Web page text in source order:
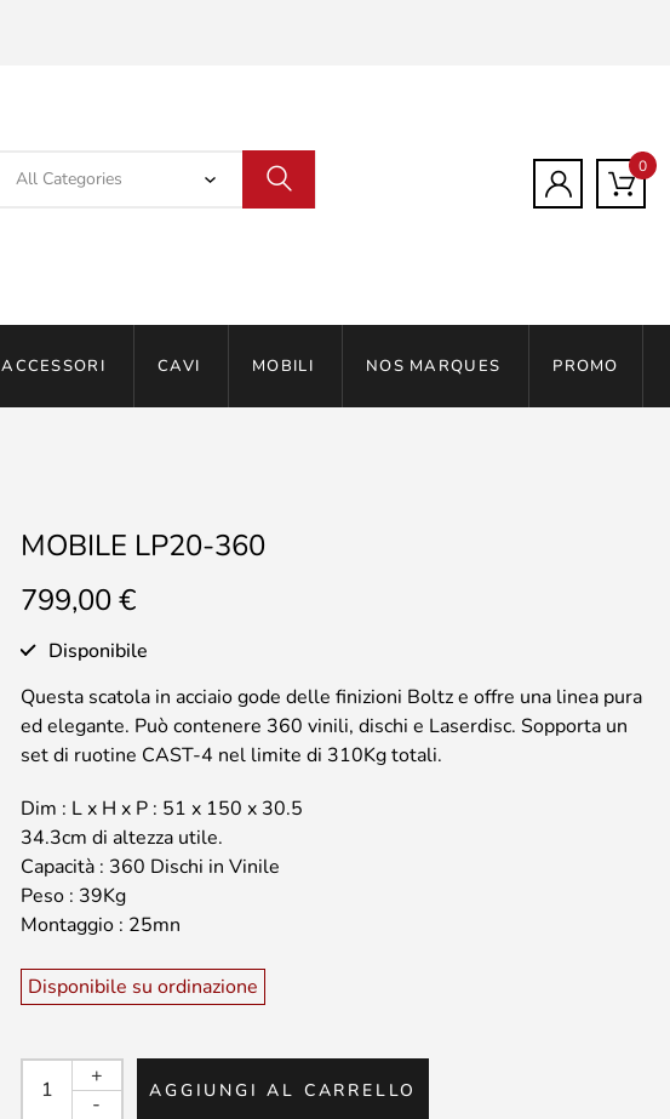
0
ACCESSORI CAVI MOBILI NOS MARQUES PROMO
MOBILE LP20-360
799,00€
Disponibile
Questa scatola in acciaio gode delle finizioni Boltz e offre una linea pura
ed elegante. Può contenere 360 vinili, dischi e Laserdisc. Sopporta un
set di ruotine CAST-4 nel limite di 310Kg totali.
Dim : L x H x P : 51 x 150 x 30.5
34.3cm di altezza utile.
Capacità : 360 Dischi in Vinile
Peso : 39Kg
Montaggio : 25mn
Disponibile su ordinazione
MOBILE
LP20-
-
+
AGGIUNGI AL CARRELLO